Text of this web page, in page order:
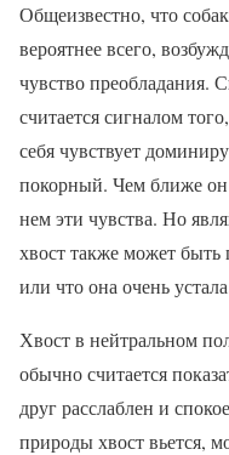
Общеизвестно, что
вероятнее всего,
чувство преобладания.
считается сигналом
себя чувствует
покорный. Чем ближе он
нем эти чувства. Но
хвост также может быть
или что она очень
Хвост в нейтральном
обычно считается
друг расслаблен и
природы хвост вьется,